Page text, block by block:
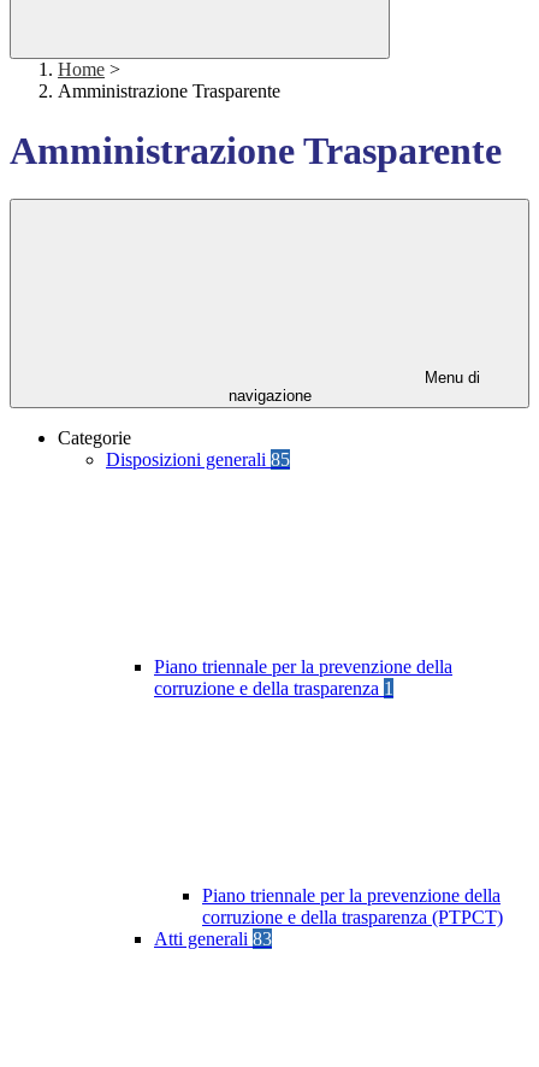
Home >
Amministrazione Trasparente
Amministrazione Trasparente
Menu di
navigazione
Categorie
Disposizioni generali 85
Piano triennale per la prevenzione della
corruzione e della trasparenza 1
Piano triennale per la prevenzione della
corruzione e della trasparenza (PTPCT)
Atti generali 83